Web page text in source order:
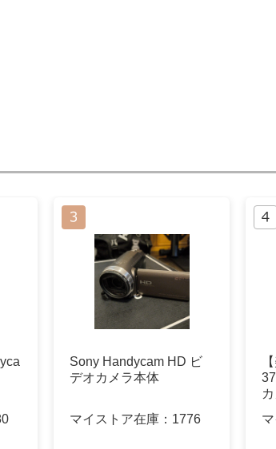
Sony Handycam HD ビ
デオカメラ本体
マイストア在庫： 1776